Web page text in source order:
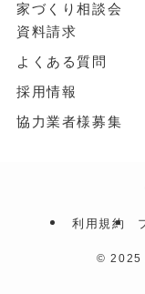
家づくり相談会
資料請求
よくある質問
採用情報
協力業者様募集
利用規約
© 2025